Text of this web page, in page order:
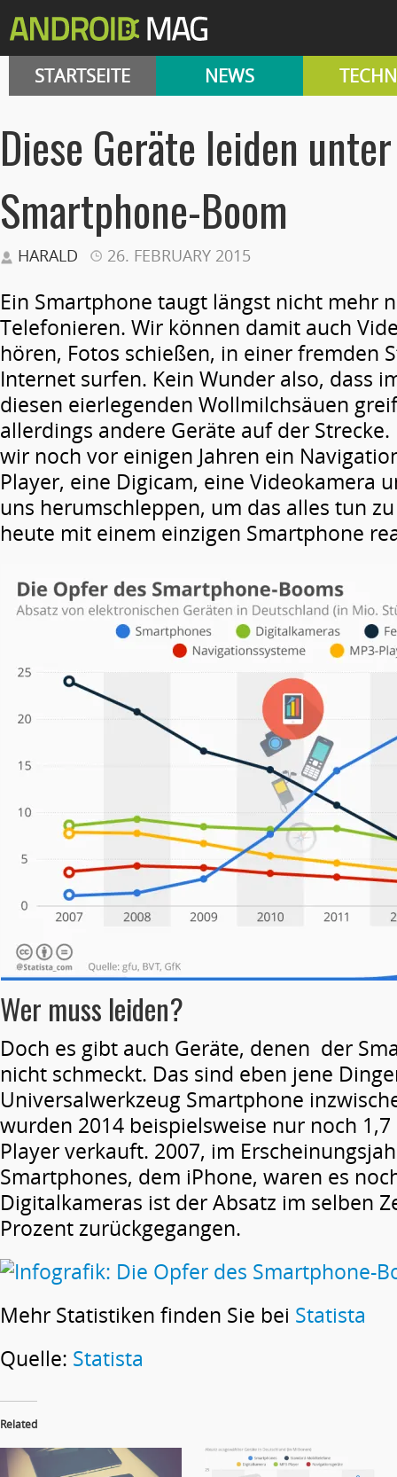
STARTSEITE NEWS
Diese Geräte leiden
Smartphone-Boom
HARALD 26. FEBRUARY 2015
Ein Smartphone taugt längst nicht mehr
Telefonieren. Wir können damit auch
hören, Fotos schießen, in einer fremden
Internet surfen. Kein Wunder also, dass
diesen eierlegenden Wollmilchsäuen
allerdings andere Geräte auf der
wir noch vor einigen Jahren ein
Player, eine Digicam, eine Videokamera
uns herumschleppen, um das alles tun
heute mit einem einzigen Smartphone
Wer muss leiden?
Doch es gibt auch Geräte, denen der
nicht schmeckt. Das sind eben jene
Universalwerkzeug Smartphone
wurden 2014 beispielsweise nur noch
Player verkauft. 2007, im
Smartphones, dem iPhone, waren es
Digitalkameras ist der Absatz im selben
Prozent zurückgegangen.
Mehr Statistiken finden Sie bei Statista
Quelle: Statista
Related